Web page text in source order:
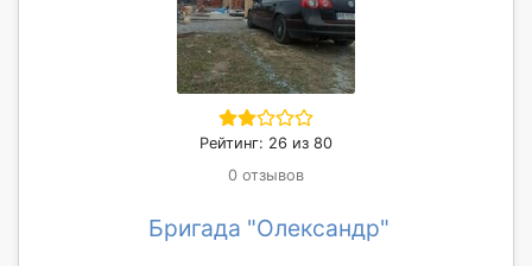
Рейтинг: 26 из 80
0 отзывов
Бригада "Олександр"